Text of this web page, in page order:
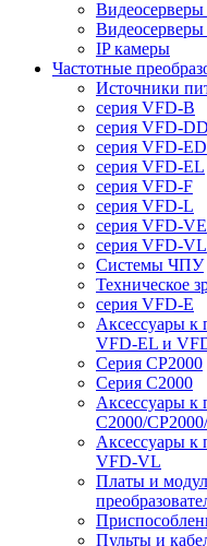
Видеосерверы
IP камеры
Частотные
Источники
серия VFD-B
серия VFD-DD
серия VFD-ED
серия VFD-EL
серия VFD-F
серия VFD-L
серия VFD-VE
серия VFD-VL
Системы ЧПУ
Техническое
серия VFD-E
Аксессуары к
VFD-EL и
Серия CP2000
Серия C2000
Аксессуары к
С2000/
Аксессуары к
VFD-VL
Платы и
Пульты и